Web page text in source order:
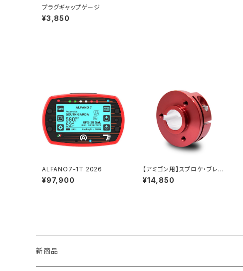
プラグギャップゲージ
¥3,850
ALFANO7-1T 2026
¥97,900
【アミゴン用】スプロケ・ブレー
キローターハブ
¥14,850
新商品